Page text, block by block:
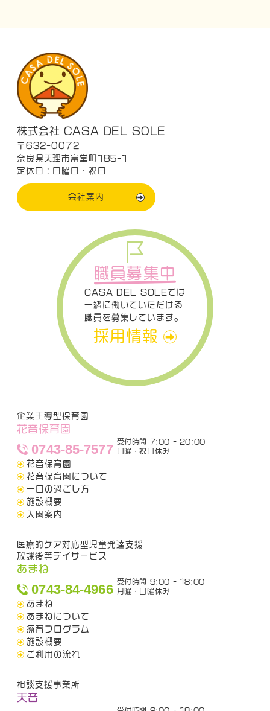
株式会社 CASA DEL SOLE
〒632-0072
奈良県天理市富堂町185-1
定休日：日曜日・祝日
会社案内
職員募集中
CASA DEL SOLEでは
一緒に働いていただける
職員を募集しています。
採用情報
企業主導型保育園
花音保育園
0743-85-7577
受付時間 7:00 - 20:00
日曜・祝日休み
花音保育園
花音保育園について
一日の過ごし方
施設概要
入園案内
医療的ケア対応型児童発達支援
放課後等デイサービス
あまね
0743-84-4966
受付時間 9:00 - 18:00
月曜・日曜休み
あまね
あまねについて
療育プログラム
施設概要
ご利用の流れ
相談支援事業所
天音